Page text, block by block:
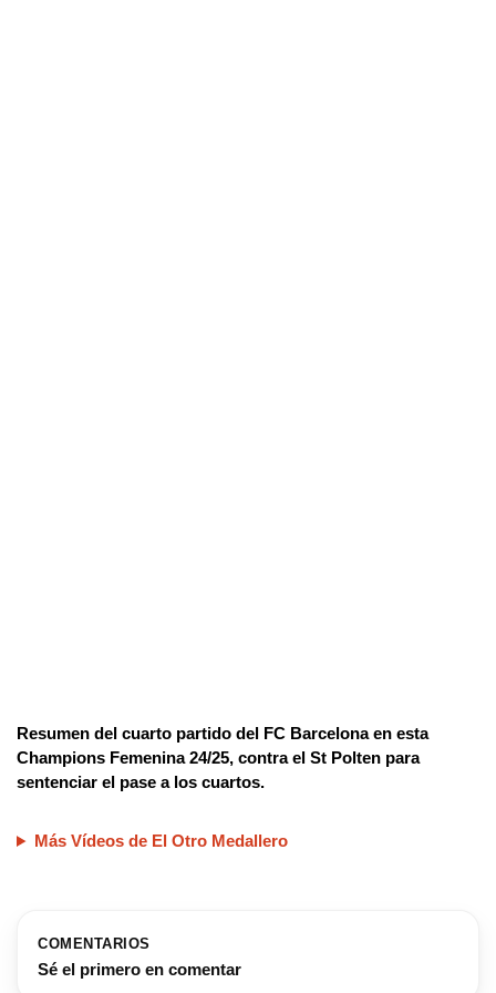
Resumen del cuarto partido del FC Barcelona en esta
Champions Femenina 24/25, contra el St Polten para
sentenciar el pase a los cuartos.
Más Vídeos de El Otro Medallero
COMENTARIOS
Sé el primero en comentar